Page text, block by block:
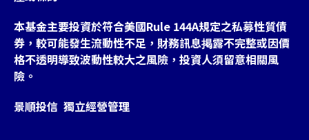
本基金主要投資於符合美國Rule 144A規定之私募性質債
券，較可能發生流動性不足，財務訊息掲露不完整或因價
格不透明導致波動性較大之風險，投資人須留意相關風
險。
景順投信 獨立經營管理